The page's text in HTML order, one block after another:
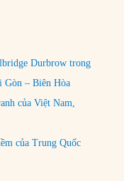
Durbrow trong
Gòn – Biên Hòa
của Việt Nam,
của Trung Quốc